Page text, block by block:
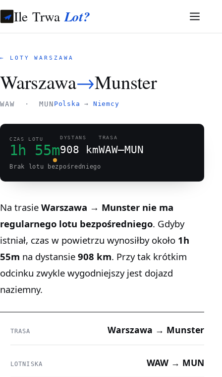
Ile TrwaLot?
← LOTY WARSZAWA
Warszawa→Munster
WAW · MUN Polska → Niemcy
CZAS LOTU
1h 55m
DYSTANS
908 km
TRASA
WAW–MUN
Brak lotu bezpośredniego
Na trasie Warszawa → Munster nie ma
regularnego lotu bezpośredniego. Gdyby
istniał, czas w powietrzu wynosiłby około 1h
55m na dystansie 908 km. Przy tak krótkim
odcinku zwykle wygodniejszy jest dojazd
naziemny.
TRASA Warszawa → Munster
LOTNISKA WAW → MUN